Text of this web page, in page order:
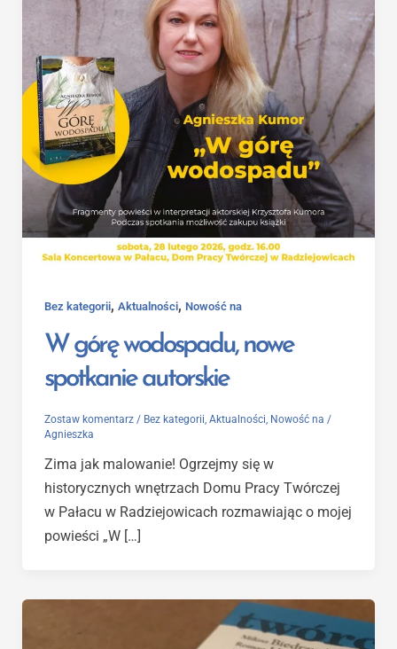
Bez kategorii, Aktualności, Nowość na
W górę wodospadu, nowe
spotkanie autorskie
Zostaw komentarz / Bez kategorii Aktualności Nowość na /
Agnieszka
Zima jak malowanie! Ogrzejmy się w
historycznych wnętrzach Domu Pracy Twórczej
w Pałacu w Radziejowicach rozmawiając o mojej
powieści „W […]